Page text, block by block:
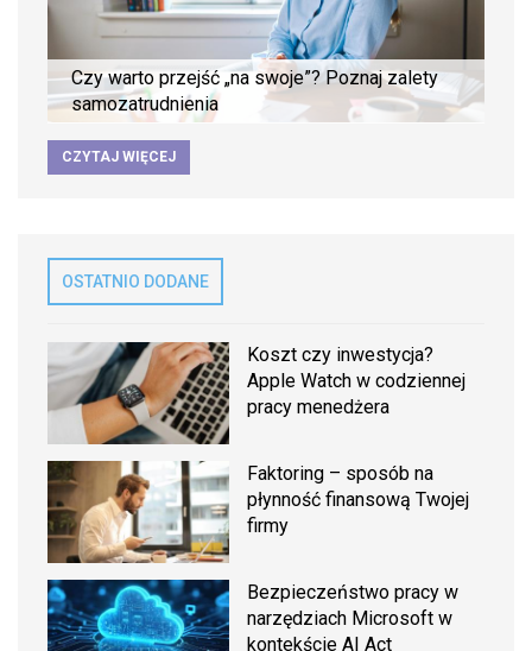
Czy warto przejść „na swoje”? Poznaj zalety
samozatrudnienia
CZYTAJ WIĘCEJ
OSTATNIO DODANE
Koszt czy inwestycja?
Apple Watch w codziennej
pracy menedżera
Faktoring – sposób na
płynność finansową Twojej
firmy
Bezpieczeństwo pracy w
narzędziach Microsoft w
kontekście AI Act